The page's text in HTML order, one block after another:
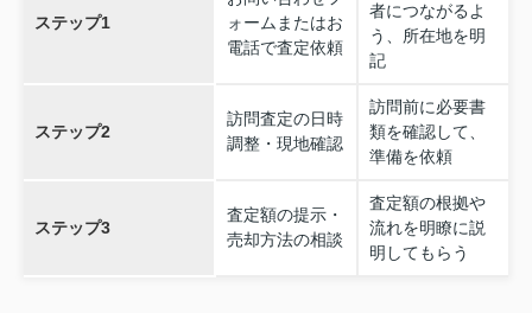
ステップ1
ォームまたはお
電話で査定依頼
者につながるよ
う、所在地を明
記
ステップ2
訪問査定の日時
調整・現地確認
訪問前に必要書
類を確認して、
準備を依頼
ステップ3
査定額の提示・
売却方法の相談
査定額の根拠や
流れを明瞭に説
明してもらう